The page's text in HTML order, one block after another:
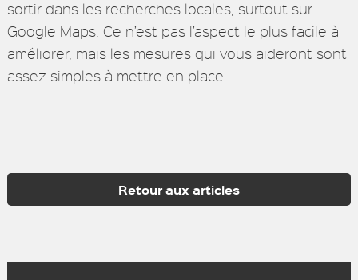
sortir dans les recherches locales, surtout sur
Google Maps. Ce n’est pas l’aspect le plus facile à
améliorer, mais les mesures qui vous aideront sont
assez simples à mettre en place.
Retour aux articles